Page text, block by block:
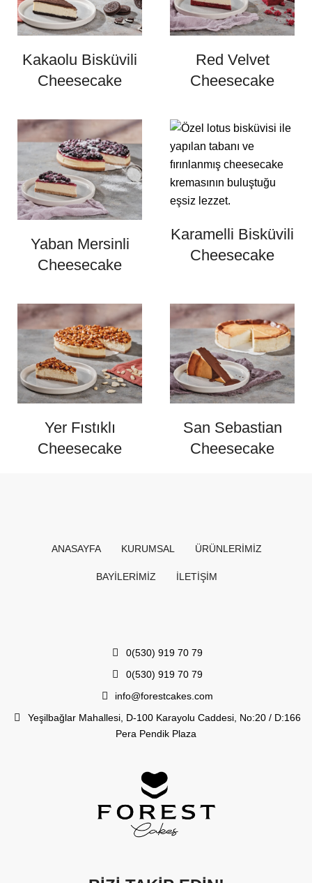
Kakaolu Bisküvili
Cheesecake
Red Velvet
Cheesecake
Yaban Mersinli
Cheesecake
Karamelli Bisküvili
Cheesecake
Yer Fıstıklı
Cheesecake
San Sebastian
Cheesecake
ANASAYFA KURUMSAL ÜRÜNLERIMIZ
BAYILERIMIZ İLETİŞİM
0(530) 919 70 79
0(530) 919 70 79
info@forestcakes.com
Yeşilbağlar Mahallesi, D-100 Karayolu Caddesi, No:20 / D:166
Pera Pendik Plaza